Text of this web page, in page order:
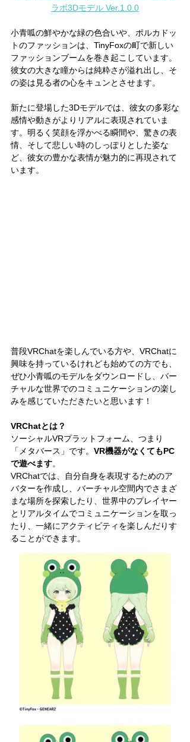
ラボ3Dモデル Ver.1.0.0
小青呱の鮮やかな緑の色合いや、ポルカドッ
トのファッションは、TinyFoxの町で新しい
ファッションブームを巻き起こしています。
彼女の大きな瞳からは純粋さが溢れ出し、そ
の姿は見る者の心をキュンとさせます。
新たに登場した3Dモデルでは、彼女の多彩な
感情や動きがよりリアルに表現されていま
す。明るく笑顔を浮かべる瞬間や、驚きの表
情、そして悲しい時のしっぽりとした姿な
ど、彼女の豊かな表情が魅力的に再現されて
います。
普段VRChatを楽しんでいる方や、VRChatに
興味を持っているけれども始めての方でも、
ぜひ小青呱のモデルをダウンロードし、バー
チャルな世界でのコミュニケーションの楽し
みを感じていただきたいと思います！
VRChatとは？
ソーシャルVRプラットフォーム、つまり
「メタバース」です。 VR機器がなくてもPC
で遊べます。
VRChatでは、自分自身を表現するためのア
バターを作成し、バーチャル空間内でさまざ
まな場所を探索したり、世界中のプレイヤー
とリアルタイムでコミュニケーションを取っ
たり、一緒にアクティビティを楽しんだりす
ることができます。